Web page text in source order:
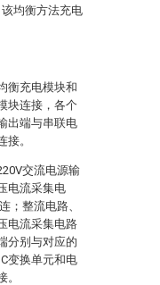
均衡方法充电
衡充电模块和
块连接，各个
出端与串联电
。
交流电源输
电流采集电
；整流电路、
电流采集电路
分别与对应的
变换单元和电